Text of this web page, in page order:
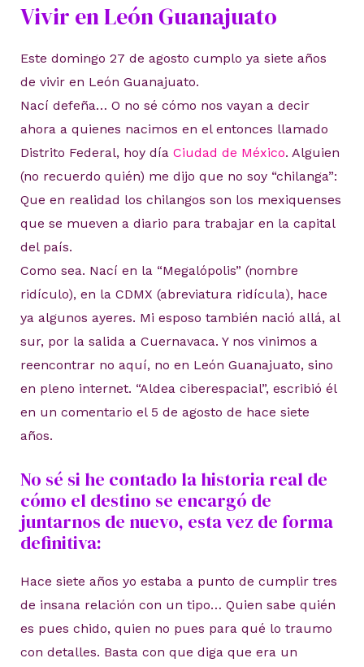
Vivir en León Guanajuato
Este domingo 27 de agosto cumplo ya siete años
de vivir en León Guanajuato.
Nací defeña… O no sé cómo nos vayan a decir
ahora a quienes nacimos en el entonces llamado
Distrito Federal, hoy día Ciudad de México. Alguien
(no recuerdo quién) me dijo que no soy “chilanga”:
Que en realidad los chilangos son los mexiquenses
que se mueven a diario para trabajar en la capital
del país.
Como sea. Nací en la “Megalópolis” (nombre
ridículo), en la CDMX (abreviatura ridícula), hace
ya algunos ayeres. Mi esposo también nació allá, al
sur, por la salida a Cuernavaca. Y nos vinimos a
reencontrar no aquí, no en León Guanajuato, sino
en pleno internet. “Aldea ciberespacial”, escribió él
en un comentario el 5 de agosto de hace siete
años.
No sé si he contado la historia real de
cómo el destino se encargó de
juntarnos de nuevo, esta vez de forma
definitiva:
Hace siete años yo estaba a punto de cumplir tres
de insana relación con un tipo… Quien sabe quién
es pues chido, quien no pues para qué lo traumo
con detalles. Basta con que diga que era un